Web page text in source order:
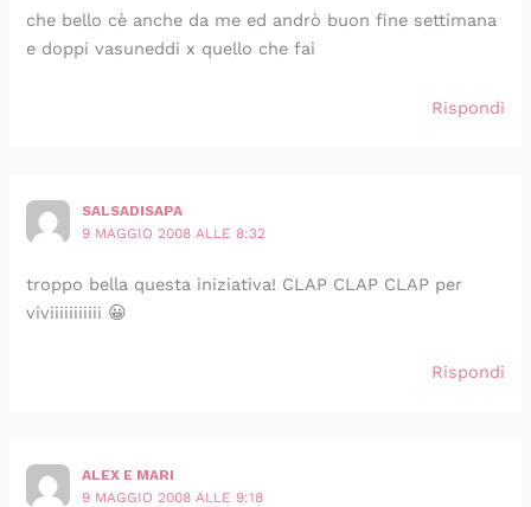
che bello cè anche da me ed andrò buon fine settimana
e doppi vasuneddi x quello che fai
Rispondi
SALSADISAPA
9 MAGGIO 2008 ALLE 8:32
troppo bella questa iniziativa! CLAP CLAP CLAP per
viviiiiiiiiiii 😀
Rispondi
ALEX E MARI
9 MAGGIO 2008 ALLE 9:18